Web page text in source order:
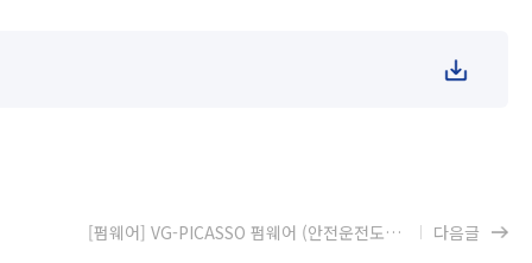
[펌웨어] VG-PICASSO 펌웨어 (안전운전도우미 오류 개선) 다음글